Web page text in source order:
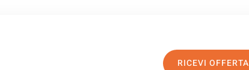
RICEVI OFFERTA